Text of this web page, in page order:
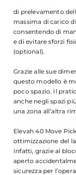
di prelevamento
massima di carico
consentendo di
e di evitare sforzi
(optional).
Grazie alle sue
questo modello è
poco spazio. Il
anche negli spazi
una zona all’altra
Elevah 40 Move
ottimizzazione del
Infatti, grazie al
aperto
sicurezza per